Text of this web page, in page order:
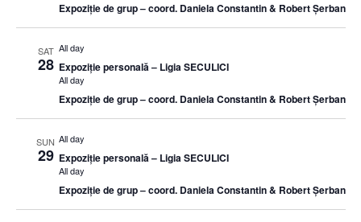
Expoziție de grup – coord. Daniela Constantin & Robert Șerban
SAT
28
All day
Expoziție personală – Ligia SECULICI
All day
Expoziție de grup – coord. Daniela Constantin & Robert Șerban
SUN
29
All day
Expoziție personală – Ligia SECULICI
All day
Expoziție de grup – coord. Daniela Constantin & Robert Șerban